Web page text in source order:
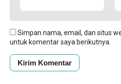
Simpan nama, email, dan situs
untuk komentar saya berikutnya.